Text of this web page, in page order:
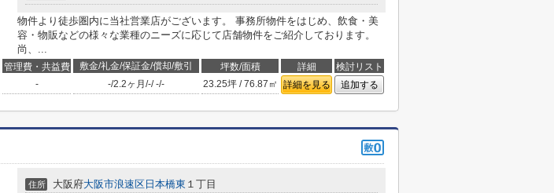
物件より徒歩圏内に当社営業店がございます。 事務所物件をはじめ、飲食・美
容・物販などの様々な業種のニーズに応じて店舗物件をご紹介しております。
尚、...
管理費・共益費 敷金/礼金/保証金/償却/敷引 坪数/面積 詳細
検討リスト
- -/2.2ヶ月 /-/-/- 23.25坪 / 76.87㎡ 詳細を見る 追加する
住所 大阪府大阪市浪速区 日本橋東 １丁目